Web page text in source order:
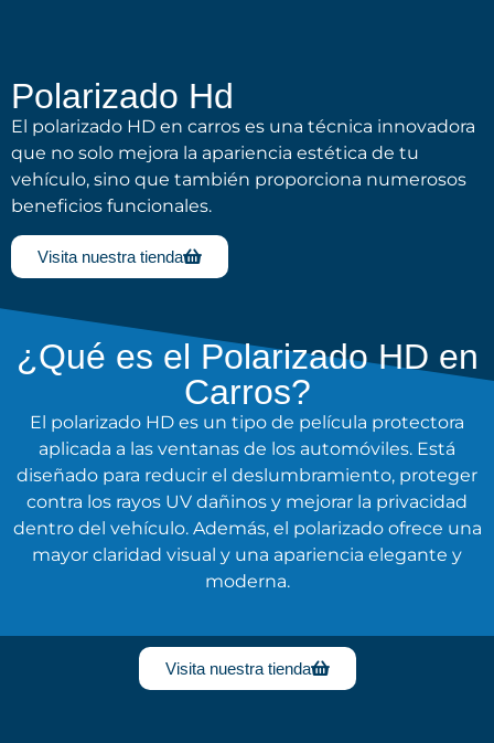
Polarizado Hd
El polarizado HD en carros es una técnica innovadora
que no solo mejora la apariencia estética de tu
vehículo, sino que también proporciona numerosos
beneficios funcionales.
Visita nuestra tienda
¿Qué es el Polarizado HD en
Carros?
El polarizado HD es un tipo de película protectora
aplicada a las ventanas de los automóviles. Está
diseñado para reducir el deslumbramiento, proteger
contra los rayos UV dañinos y mejorar la privacidad
dentro del vehículo. Además, el polarizado ofrece una
mayor claridad visual y una apariencia elegante y
moderna.
Visita nuestra tienda